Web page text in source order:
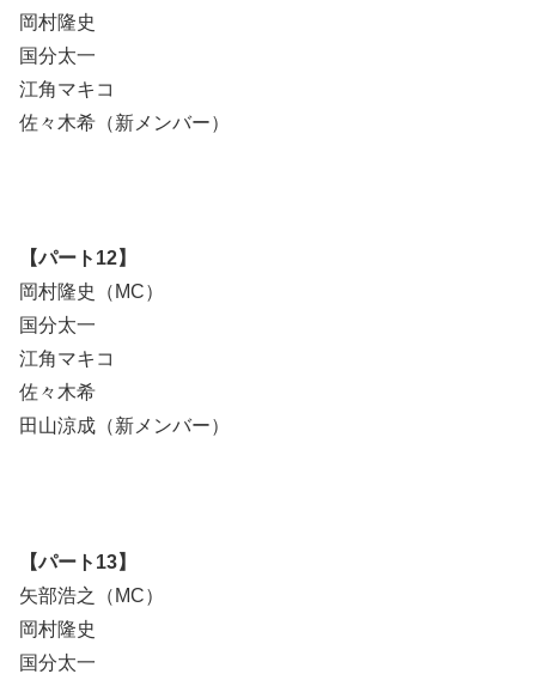
岡村隆史
国分太一
江角マキコ
佐々木希（新メンバー）
【パート12】
岡村隆史（MC）
国分太一
江角マキコ
佐々木希
田山涼成（新メンバー）
【パート13】
矢部浩之（MC）
岡村隆史
国分太一